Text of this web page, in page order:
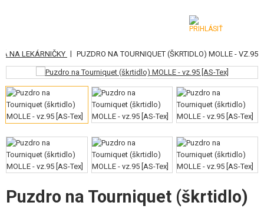
KATEGÓRIE
AIRSOFTOVÉ ZBRANE
VZDUCHOVÉ ZBRANE, PRAKY
GRANÁTOMETY, GRANÁTY
GULIČKY, PLYN
AKUMULÁTORY, NABÍJAČKY
NA LEKÁRNIČKY | PUZDRO NA TOURNIQUET (ŠKRTIDLO) MOLLE - VZ.95
Puzdro na Tourniquet (škrtidlo)